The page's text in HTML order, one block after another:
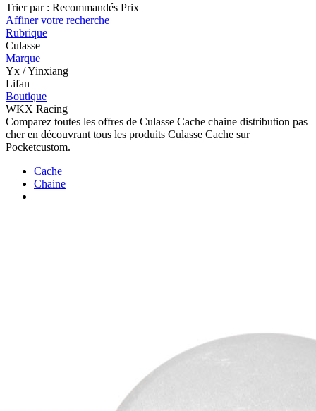
Trier par : Recommandés Prix
Affiner votre recherche
Rubrique
Culasse
Marque
Yx / Yinxiang
Lifan
Boutique
WKX Racing
Comparez toutes les offres de Culasse Cache chaine distribution pas
cher en découvrant tous les produits Culasse Cache sur
Pocketcustom.
Cache
Chaine